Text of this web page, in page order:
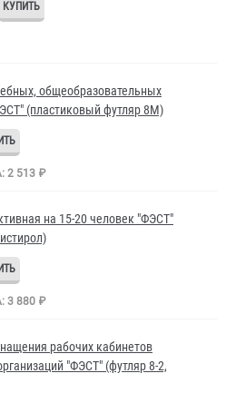
общеобразовательных
(пластиковый футляр 8М)
2 513 ₽
на 15-20 человек "ФЭСТ"
3 880 ₽
рабочих кабинетов
"ФЭСТ" (футляр 8-2,